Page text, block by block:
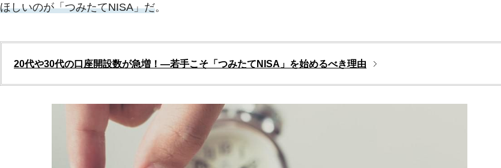
ほしいのが「つみたてNISA」だ。
20代や30代の口座開設数が急増！―若手こそ「つみたてNISA」を始めるべき理由